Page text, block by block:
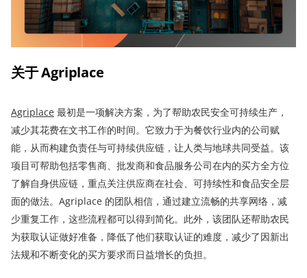
关于Agriplace
Agriplace 最初是一项解决方案，为了帮助农民安全可持续生产，
减少其花费在文书工作的时间。它致力于为餐饮行业内的公司赋
能，从而构建负责任与可持续供应链，让人类与地球共同受益。该
项目可帮助包括零售商、批发商和食品服务公司在内的买方全方位
了解自身供应链，重点关注供应商在社会、可持续性和食品安全层
面的做法。Agriplace 的团队相信，通过建立流畅的共享网络，减
少重复工作，这些流程都可以得到简化。此外，该团队还帮助农民
为获取认证做好准备，降低了他们获取认证的难度，减少了因新出
法规和不断变化的买方要求而日益增长的负担。